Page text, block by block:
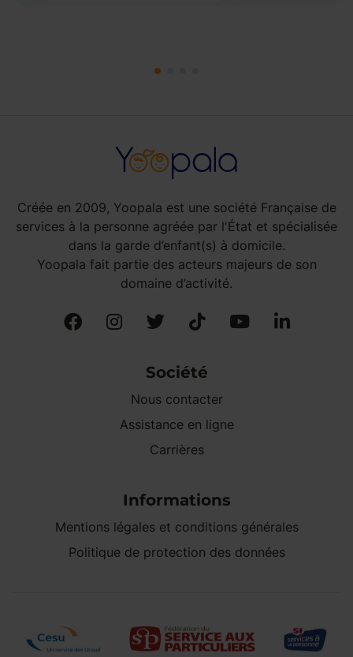
Créée en 2009, Yoopala est une société Française de
services à la personne agréée par l'État et spécialisée
dans la garde d’enfant(s) à domicile.
Yoopala fait partie des acteurs majeurs de son
domaine d’activité.
Société
Nous contacter
Assistance en ligne
Carrières
Informations
Mentions légales et conditions générales
Politique de protection des données